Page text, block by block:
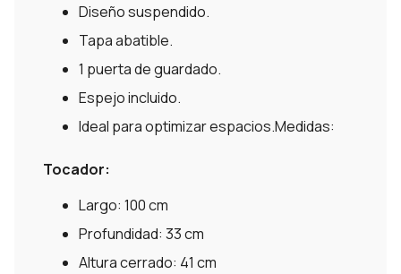
Diseño suspendido.
Tapa abatible.
1 puerta de guardado.
Espejo incluido.
Ideal para optimizar espacios.Medidas:
Tocador:
Largo: 100 cm
Profundidad: 33 cm
Altura cerrado: 41 cm